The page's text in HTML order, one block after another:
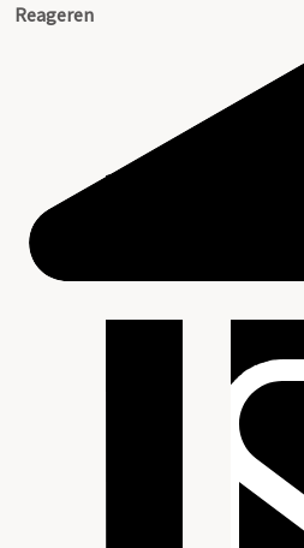
Reageren